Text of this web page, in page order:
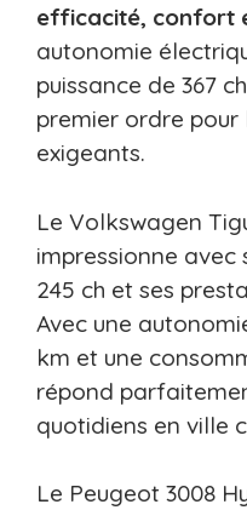
efficacité, confort
autonomie
puissance de 367
premier ordre pour
exigeants.
Le Volkswagen
impressionne
245 ch et ses
Avec une
km et une
répond
quotidiens en ville
Le Peugeot 3008